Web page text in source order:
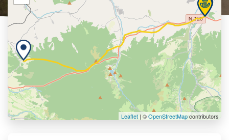
Leaflet | ©OpenStreetMapcontributors